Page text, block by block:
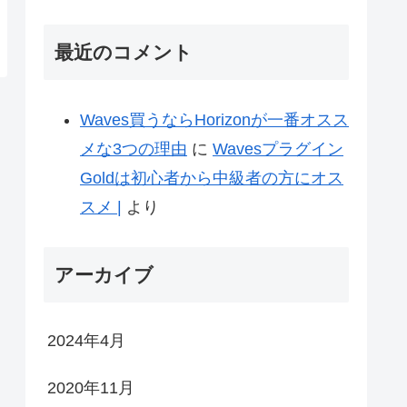
最近のコメント
Waves買うならHorizonが一番オスス
メな3つの理由 に Wavesプラグイン
Goldは初心者から中級者の方にオス
スメ | より
アーカイブ
2024年4月
2020年11月